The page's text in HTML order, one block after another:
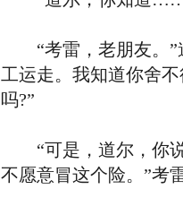
“考雷，老朋友。”
工运走。我知道你舍
吗?”
“可是，道尔，你说
不愿意冒这个险。”考